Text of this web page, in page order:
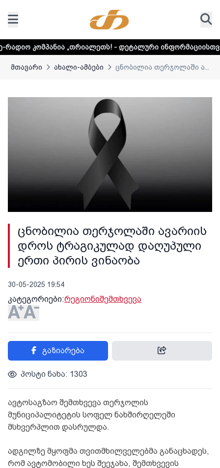
„თრიალეთს! - დეტალური ინფორმაციისთვის დააკლიკეთ
მთავარი ახალი-ამბები ცნობილია თერჯოლაში ა...
ცნობილია თერჯოლაში ავარიის
დროს ტრაგიკულად დაღუპული
ერთი პირის ვინაობა
30-05-2025 19:54
კატეგორიები:რეგიონიშემთხვევა
გაზიარება
პოსტი ნახა: 1303
ავტოსაგზაო შემთხვევა თერჯოლის
მუნიციპალიტეტის სოფელ ნახშირღელეში
მსხვერპლით დასრულდა.
ადგილზე მყოფმა თვითმხილველებმა განაცხადეს,
რომ ავტომობილი ხეს შეეჯახა, შემთხვევის